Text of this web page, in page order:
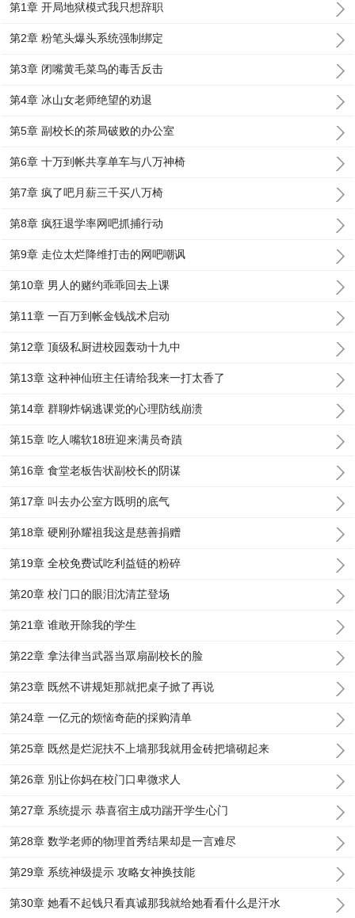
第1章 开局地狱模式我只想辞职
第2章 粉笔头爆头系统强制绑定
第3章 闭嘴黄毛菜鸟的毒舌反击
第4章 冰山女老师绝望的劝退
第5章 副校长的茶局破败的办公室
第6章 十万到帐共享单车与八万神椅
第7章 疯了吧月薪三千买八万椅
第8章 疯狂退学率网吧抓捕行动
第9章 走位太烂降维打击的网吧嘲讽
第10章 男人的赌约乖乖回去上课
第11章 一百万到帐金钱战术启动
第12章 顶级私厨进校园轰动十九中
第13章 这种神仙班主任请给我来一打太香了
第14章 群聊炸锅逃课党的心理防线崩溃
第15章 吃人嘴软18班迎来满员奇蹟
第16章 食堂老板告状副校长的阴谋
第17章 叫去办公室方既明的底气
第18章 硬刚孙耀祖我这是慈善捐赠
第19章 全校免费试吃利益链的粉碎
第20章 校门口的眼泪沈清芷登场
第21章 谁敢开除我的学生
第22章 拿法律当武器当眾扇副校长的脸
第23章 既然不讲规矩那就把桌子掀了再说
第24章 一亿元的烦恼奇葩的採购清单
第25章 既然是烂泥扶不上墙那我就用金砖把墙砌起来
第26章 別让你妈在校门口卑微求人
第27章 系统提示 恭喜宿主成功踹开学生心门
第28章 数学老师的物理首秀结果却是一言难尽
第29章 系统神级提示 攻略女神换技能
第30章 她看不起钱只看真诚那我就给她看看什么是汗水